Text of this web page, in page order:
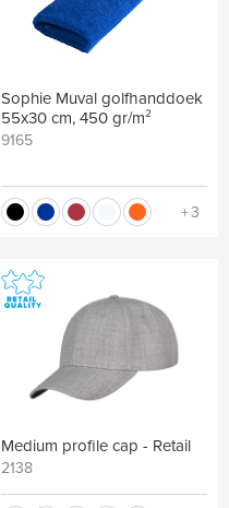
Sophie Muval golfhanddoek
55x30 cm, 450 gr/m²
9165
+3
Medium profile cap - Retail
2138